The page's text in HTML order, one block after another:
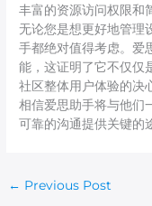
丰富的资源访问权限和
无论您是想更好地管理
手都绝对值得考虑。爱
能，这证明了它不仅仅
社区整体用户体验的决
相信爱思助手将与他们
可靠的沟通提供关键的
← Previous Post